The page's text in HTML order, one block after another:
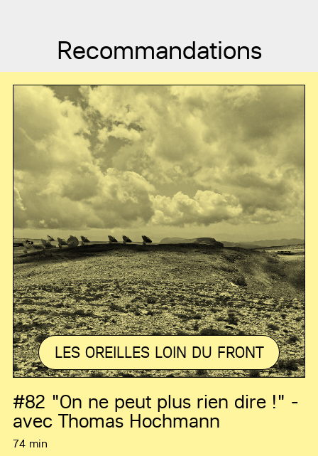
Recommandations
LES OREILLES LOIN DU FRONT
#82 "On ne peut plus rien dire !" -
avec Thomas Hochmann
74 min